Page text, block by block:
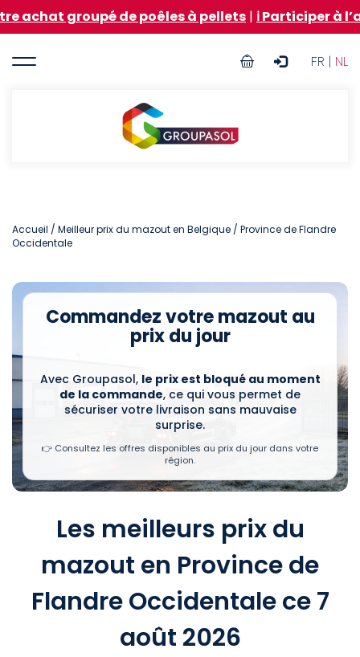
Aller
au
principal
de poêles à pellets|ℹ️ Participer à l’achat
FR | NL
User
Groupasol
Accueil / Meilleur prix du mazout en Belgique / Province de Flandre
Occidentale
Commandez votre mazout au
prix du jour
Avec Groupasol, le prix est bloqué au moment
de la commande, ce qui vous permet de
sécuriser votre livraison sans mauvaise
surprise.
👉 Consultez les offres disponibles au prix du jour dans votre
région.
Les meilleurs prix du
mazout en Province de
Flandre Occidentale ce 7
août 2026